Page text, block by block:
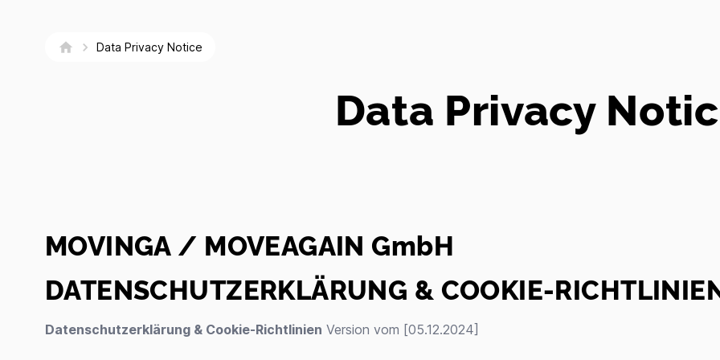
Data Privacy Notice
Data Privacy
MOVINGA / MOVEAGAIN GmbH
DATENSCHUTZERKLÄRUNG & COOKIE-
Datenschutzerklärung & Cookie-Richtlinien Version vom [05.12.2024]